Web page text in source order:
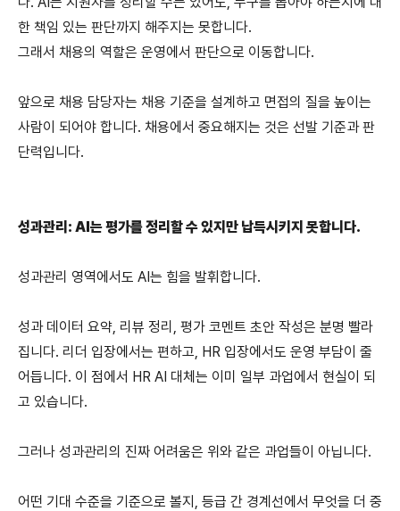
한 책임 있는 판단까지 해주지는 못합니다.
그래서 채용의 역할은 운영에서 판단으로 이동합니다.
앞으로 채용 담당자는 채용 기준을 설계하고 면접의 질을 높이는
사람이 되어야 합니다. 채용에서 중요해지는 것은 선발 기준과 판
단력입니다.
성과관리: AI는 평가를 정리할 수 있지만 납득시키지 못합니다.
성과관리 영역에서도 AI는 힘을 발휘합니다.
성과 데이터 요약, 리뷰 정리, 평가 코멘트 초안 작성은 분명 빨라
집니다. 리더 입장에서는 편하고, HR 입장에서도 운영 부담이 줄
어듭니다. 이 점에서 HR AI 대체는 이미 일부 과업에서 현실이 되
고 있습니다.
그러나 성과관리의 진짜 어려움은 위와 같은 과업들이 아닙니다.
어떤 기대 수준을 기준으로 볼지, 등급 간 경계선에서 무엇을 더 중